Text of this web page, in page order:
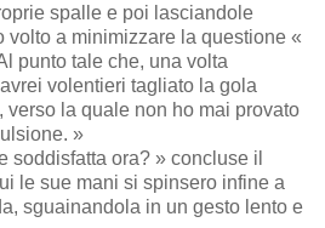
spalle e poi lasciandole
volto a minimizzare la questione «
punto tale che, una volta
volentieri tagliato la gola
la quale non ho mai provato
»
soddisfatta ora? » concluse il
le sue mani si spinsero infine a
sguainandola in un gesto lento e